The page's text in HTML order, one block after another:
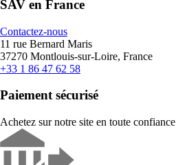
SAV en France
Contactez-nous
11 rue Bernard Maris
37270 Montlouis-sur-Loire, France
+33 1 86 47 62 58
Paiement sécurisé
Achetez sur notre site en toute confiance